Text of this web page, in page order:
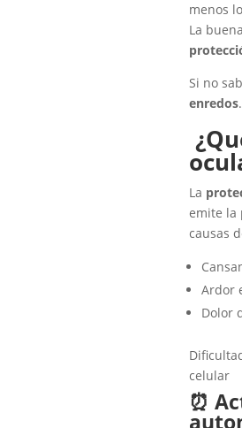
menos
La
Si no
enredos.
La
emite la
causas
Ardor
Dolor
celular
⏰